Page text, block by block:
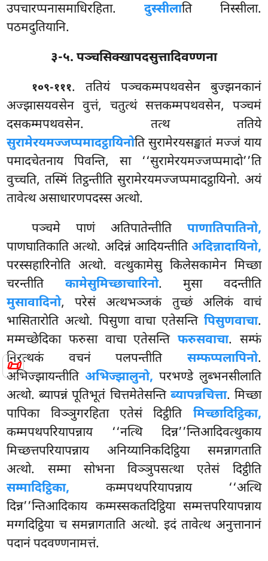
📜
उपचारप्पनासमाधिरहिता. दुस्सीलाति निस्सीला.
पठमदुतियानि.
३-५. पञ्चसिक्खापदसुत्तादिवण्णना
१०९-१११. ततियं पञ्चकम्मपथवसेन बुज्झनकानं
अज्झासयवसेन वुत्तं, चतुत्थं सत्तकम्मपथवसेन, पञ्चमं
दसकम्मपथवसेन. तत्थ ततिये
सुरामेरयमज्जप्पमादट्ठायिनोति सुरामेरयसङ्खातं मज्जं याय
पमादचेतनाय पिवन्ति, सा ‘‘सुरामेरयमज्जप्पमादो’’ति
वुच्चति, तस्मिं तिट्ठन्तीति सुरामेरयमज्जप्पमादट्ठायिनो. अयं
तावेत्थ असाधारणपदस्स अत्थो.
पञ्चमे पाणं अतिपातेन्तीति पाणातिपातिनो,
पाणघातिकाति अत्थो. अदिन्नं आदियन्तीतिअदिन्नादायिनो,
परस्सहारिनोति अत्थो. वत्थुकामेसु किलेसकामेन मिच्छा
चरन्तीति कामेसुमिच्छाचारिनो. मुसा वदन्तीति
मुसावादिनो, परेसं अत्थभञ्जकं तुच्छं अलिकं वाचं
भासितारोति अत्थो. पिसुणा वाचा एतेसन्ति पिसुणवाचा.
मम्मच्छेदिका फरुसा वाचा एतेसन्तिफरुसवाचा. सम्फं
निरत्थकं वचनं पलपन्तीति सम्फप्पलापिनो.
अभिज्झायन्तीतिअभिज्झालुनो, परभण्डे लुब्भनसीलाति
अत्थो. ब्यापन्नं पूतिभूतं चित्तमेतेसन्ति ब्यापन्नचित्ता. मिच्छा
पापिका विञ्ञुगरहिता एतेसं दिट्ठीति मिच्छादिट्ठिका,
कम्मपथपरियापन्नाय ‘‘नत्थि दिन्न’’न्तिआदिवत्थुकाय
मिच्छत्तपरियापन्नाय अनिय्यानिकदिट्ठिया समन्नागताति
अत्थो. सम्मा सोभना विञ्ञुपसत्था एतेसं दिट्ठीति
सम्मादिट्ठिका, कम्मपथपरियापन्नाय ‘‘अत्थि
दिन्न’’न्तिआदिकाय कम्मस्सकतदिट्ठिया सम्मत्तपरियापन्नाय
मग्गदिट्ठिया च समन्नागताति अत्थो. इदं तावेत्थ अनुत्तानानं
पदानं पदवण्णनामत्तं.